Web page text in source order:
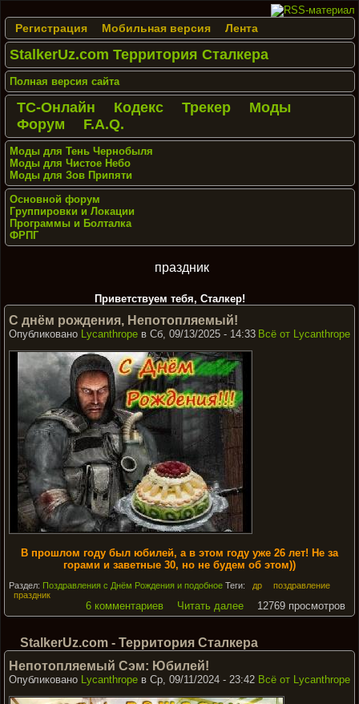
Регистрация Мобильная версия Лента
StalkerUz.com Территория Сталкера
Полная версия сайта
ТС-Онлайн Кодекс Трекер
Моды
Форум
F.A.Q.
Моды для Тень Чернобыля
Моды для Чистое Небо
Моды для Зов Припяти
Основной форум
Группировки и Локации
Программы и Болталка
ФРПГ
праздник
Приветствуем тебя, Сталкер!
С днём рождения, Непотопляемый!
Всё от Lycanthrope
Опубликовано Lycanthrope в Сб, 09/13/2025 - 14:33
В прошлом году был юбилей, а в этом году уже 26 лет! Не за
горами и заветные 30, но не будем об этом))
Раздел: Поздравления с Днём Рождения и подобное Теги: др
поздравление
праздник
6 комментариев Читать далее 12769 просмотров
StalkerUz.com - Территория Сталкера
Непотопляемый Сэм: Юбилей!
Всё от Lycanthrope
Опубликовано Lycanthrope в Ср, 09/11/2024 - 23:42